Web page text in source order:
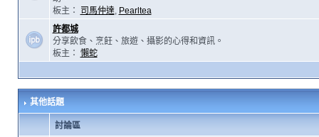
板主：
司馬仲達, Pearltea
許都城
分享飲食、烹飪、旅遊、攝影的心得和資訊。
板主： 懶蛇
其他話題
討論區